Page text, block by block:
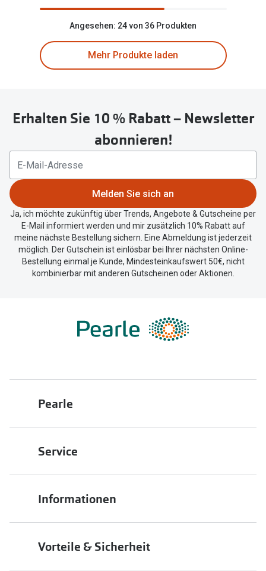
Angesehen: 24 von 36 Produkten
Mehr Produkte laden
Erhalten Sie 10 % Rabatt – Newsletter
abonnieren!
Melden Sie sich an
Ja, ich möchte zukünftig über Trends, Angebote & Gutscheine per
E-Mail informiert werden und mir zusätzlich 10% Rabatt auf
meine nächste Bestellung sichern. Eine Abmeldung ist jederzeit
möglich. Der Gutschein ist einlösbar bei Ihrer nächsten Online-
Bestellung einmal je Kunde, Mindesteinkaufswert 50€, nicht
kombinierbar mit anderen Gutscheinen oder Aktionen.
Pearle
Service
Informationen
Vorteile & Sicherheit